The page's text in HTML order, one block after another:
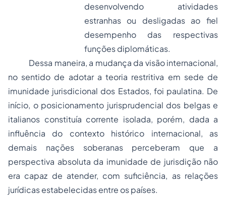
desenvolvendo atividades
estranhas ou desligadas ao fiel
desempenho das respectivas
funções diplomáticas.
Dessa maneira, a mudança da visão internacional,
no sentido de adotar a teoria restritiva em sede de
imunidade jurisdicional dos Estados, foi paulatina. De
início, o posicionamento jurisprudencial dos belgas e
italianos constituía corrente isolada, porém, dada a
influência do contexto histórico internacional, as
demais nações soberanas perceberam que a
perspectiva absoluta da imunidade de jurisdição não
era capaz de atender, com suficiência, as relações
jurídicas estabelecidas entre os países.